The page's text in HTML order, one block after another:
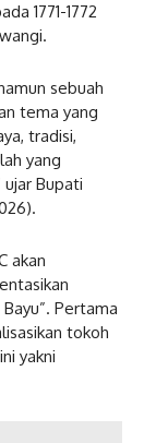
1771-1772
sebuah
tema yang
tradisi,
yang
ujar Bupati
akan
Pertama
tokoh
yakni